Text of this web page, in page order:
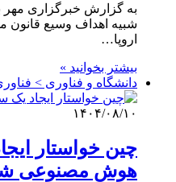
به گزارش خبرگزاری مهر
شبیه اهداف وسیع قانون
اروپا…
بیشتر بخوانید »
دانشگاه و فناوری >
۱۴۰۴/۰۸/۱۰
چین خواستار
هوش مصنوعی